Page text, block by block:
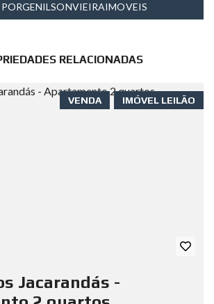
RELACIONADAS
IMÓVEL LEILÃO
VENDA
Jacarandás -